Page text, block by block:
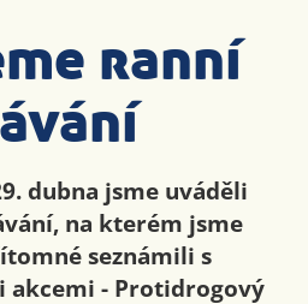
ranní
dubna jsme uváděli
na kterém jsme
seznámili s
akcemi - Protidrogový